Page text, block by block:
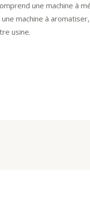
une machine à
machine à
usine.